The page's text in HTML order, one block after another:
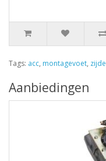
Tags: acc, montagevoet, zijde
Aanbiedingen